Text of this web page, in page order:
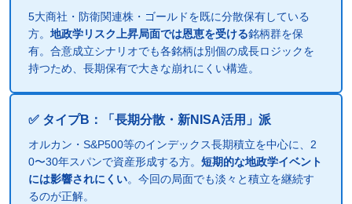
5大商社・防衛関連株・ゴールドを既に分散保有している
方。 地政学リスク上昇局面では恩恵を受ける銘柄群を保
有。合意成立シナリオでも各銘柄は別個の成長ロジックを
持つため、長期保有で大きな崩れにくい構造。
✅ タイプB：「長期分散・新NISA活用」派
オルカン・S&P500等のインデックス長期積立を中心に、2
0〜30年スパンで資産形成する方。 短期的な地政学イベント
には影響されにくい。今回の局面でも淡々と積立を継続す
るのが正解。